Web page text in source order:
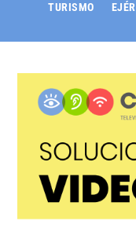
TURISMO